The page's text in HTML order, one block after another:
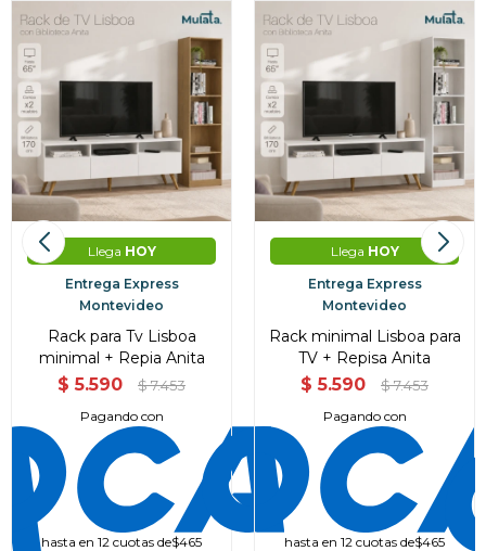
Llega HOY
Entrega Express
Montevideo
Rack para Tv Lisboa
minimal + Repia Anita
$ 5.590 $ 7.453
Pagando con
hasta en 12 cuotas de$465
Llega HOY
Entrega Express
Montevideo
Rack minimal Lisboa para
TV + Repisa Anita
$ 5.590 $ 7.453
Pagando con
hasta en 12 cuotas de$465